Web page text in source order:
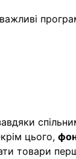
цього,
товари